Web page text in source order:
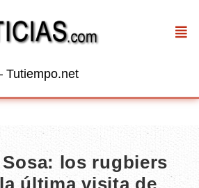
Tutiempo.net
Sosa: los rugbiers